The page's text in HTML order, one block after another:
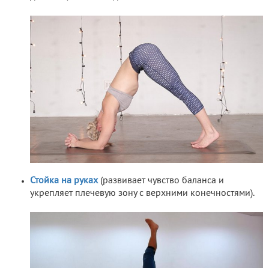
Стойка на руках(развивает чувство баланса и
укрепляет плечевую зону с верхними конечностями).